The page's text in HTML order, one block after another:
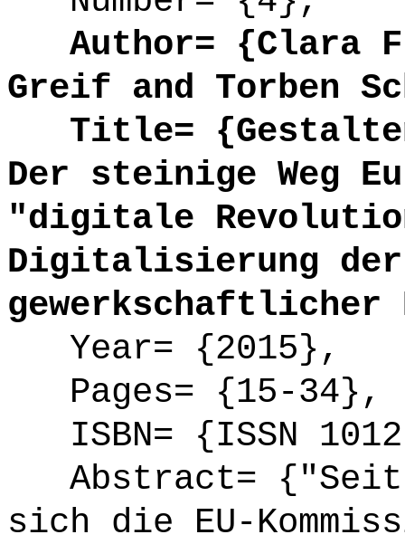
Author= {Clara
Greif and Torben
Title= {Gestalten
Der steinige Weg
"digitale
Digitalisierung
Year= {2015},
Pages= {15-34},
ISBN= {ISSN
Abstract= {"Seit
sich die EU-